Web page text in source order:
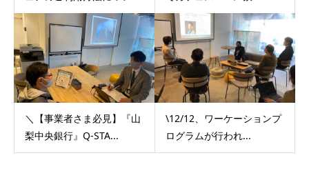
＼【事業者さま必見】『山
梨中央銀行』Q-STA...
\12/12、ワーケーションプ
ログラムが行われ...